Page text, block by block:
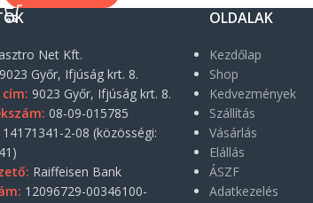
Net Kft.
9023 Győr, Ifjúság krt. 8.
cím: 9023 Győr, Ifjúság krt. 8.
08-09-015785
14171341-2-08 (közösségi:
Raiffeisen Bank
12096729-00346100-
OLDALAK
Kezdőlap
Shop
Kedvezmények
Szállítás
Vásárlás
Elállás
ÁSZF
Adatkezelés